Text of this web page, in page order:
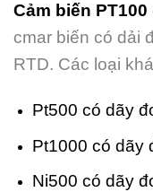
Cảm biến PT100
cmar biến có dải
RTD. Các loại
Pt500 có dãy
Pt1000 có dãy
Ni500 có dãy